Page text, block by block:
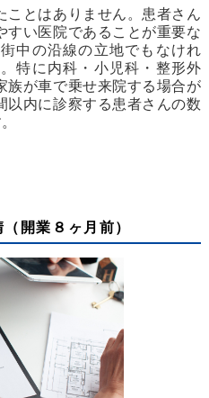
ことはありません。患者さん
すい医院であることが重要な
中の沿線の立地でもなけれ
特に内科・小児科・整形外
族が車で乗せ来院する場合が
以内に診察する患者さんの数
開業８ヶ月前）